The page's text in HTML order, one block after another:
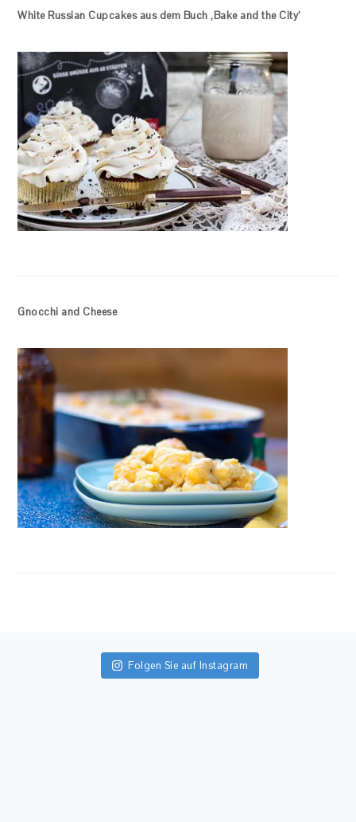
White Russian Cupcakes aus dem Buch ‚Bake and the City‘
Gnocchi and Cheese
Folgen Sie auf Instagram